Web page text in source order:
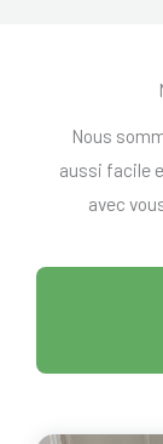
Nous
aussi facile
avec